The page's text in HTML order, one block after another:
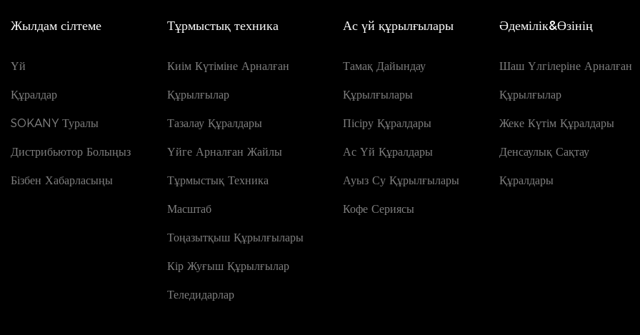
Жылдам сілтеме
Үй
Құралдар
SOKANY Туралы
Дистрибьютор Болыңыз
Бізбен Хабарласыңы
Тұрмыстық техника
Киім Күтіміне Арналған
Құрылғылар
Тазалау Құралдары
Үйге Арналған Жайлы
Тұрмыстық Техника
Масштаб
Тоңазытқыш Құрылғылары
Кір Жуғыш Құрылғылар
Теледидарлар
Ас үй құрылғылары
Тамақ Дайындау
Құрылғылары
Пісіру Құралдары
Ас Үй Құралдары
Ауыз Су Құрылғылары
Кофе Сериясы
Әдемілік&Өзінің
Шаш Үлгілеріне Арналған
Құрылғылар
Жеке Күтім Құралдары
Денсаулық Сақтау
Құралдары